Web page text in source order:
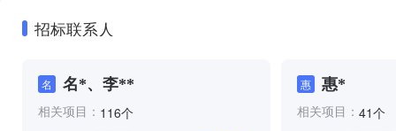
招标联系人
名 名*、李**
相关项目： 116个
惠 惠*
相关项目： 41个